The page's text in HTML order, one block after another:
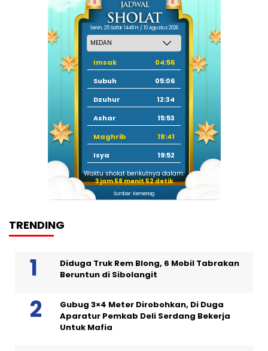
Senin, 25 Safar 1448 H / 10 Agustus 2026
Imsak
04:56
Subuh
05:06
Dzuhur
12:34
Ashar
15:53
Maghrib
18:41
Isya
19:52
Waktu sholat berikutnya dalam:
3 jam 58 menit 52 detik
Sumber: Kemenag
TRENDING
Diduga Truk Rem Blong, 6 Mobil Tabrakan
Beruntun di Sibolangit
Gubug 3×4 Meter Dirobohkan, Di Duga
Aparatur Pemkab Deli Serdang Bekerja
Untuk Mafia